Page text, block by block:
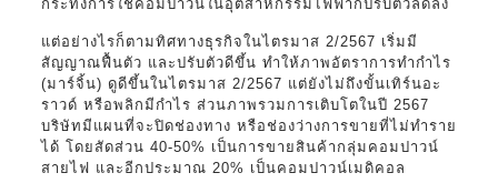
กระทั่งการใช้คอมปาวน์ในอุตสาหกรรมไฟฟ้าก็ปรับตัวลดลง
แต่อย่างไรก็ตามทิศทางธุรกิจในไตรมาส 2/2567 เริ่มมี
สัญญาณฟื้นตัว และปรับตัวดีขึ้น ทำให้ภาพอัตราการทำกำไร
(มาร์จิ้น) ดูดีขึ้นในไตรมาส 2/2567 แต่ยังไม่ถึงขั้นเทิร์นอะ
ราวด์ หรือพลิกมีกำไร ส่วนภาพรวมการเติบโตในปี 2567
บริษัทมีแผนที่จะปิดช่องทาง หรือช่องว่างการขายที่ไม่ทำราย
ได้ โดยสัดส่วน 40-50% เป็นการขายสินค้ากลุ่มคอมปาวน์
สายไฟ และอีกประมาณ 20% เป็นคอมปาวน์เมดิคอล